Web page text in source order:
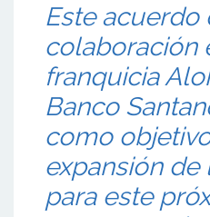
Este acuerdo
colaboración
franquicia
Banco
como
expansión de
para este